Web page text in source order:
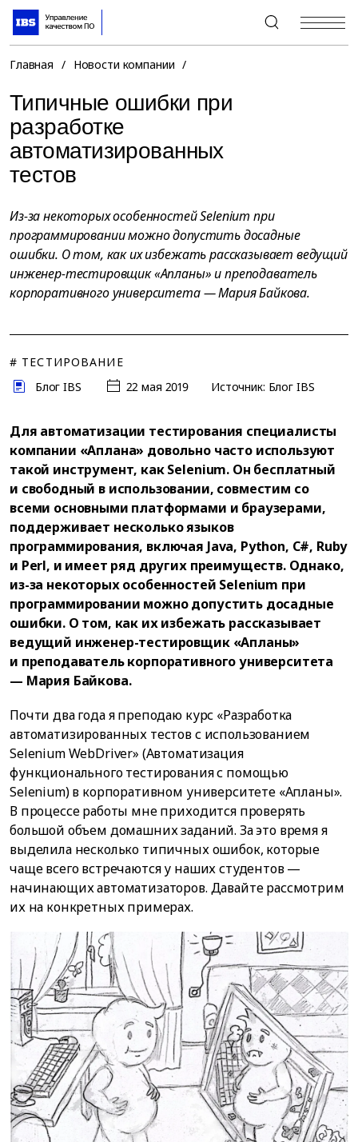
+7 (495) 967-80-80
Главная / Новости компании /
Типичные ошибки при
разработке
автоматизированных
тестов
Из-за некоторых особенностей Selenium при
программировании можно допустить досадные
ошибки. О том, как их избежать рассказывает ведущий
инженер-тестировщик «Апланы» и преподаватель
корпоративного университета — Мария Байкова.
# ТЕСТИРОВАНИЕ
Блог IBS
22 мая 2019 Источник: Блог IBS
Для автоматизации тестирования специалисты
компании «Аплана» довольно часто используют
такой инструмент, как Selenium. Он бесплатный
и свободный в использовании, совместим со
всеми основными платформами и браузерами,
поддерживает несколько языков
программирования, включая Java, Python, C#, Ruby
и Perl, и имеет ряд других преимуществ. Однако,
из-за некоторых особенностей Selenium при
программировании можно допустить досадные
ошибки. О том, как их избежать рассказывает
ведущий инженер-тестировщик «Апланы»
и преподаватель корпоративного университета
— Мария Байкова.
Почти два года я преподаю курс «Разработка
автоматизированных тестов с использованием
Selenium WebDriver» (Автоматизация
функционального тестирования с помощью
Selenium) в корпоративном университете «Апланы».
В процессе работы мне приходится проверять
большой объем домашних заданий. За это время я
выделила несколько типичных ошибок, которые
чаще всего встречаются у наших студентов —
начинающих автоматизаторов. Давайте рассмотрим
их на конкретных примерах.